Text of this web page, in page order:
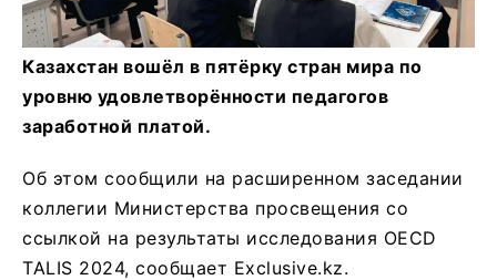
Казахстан вошёл в пятёрку стран мира по
уровню удовлетворённости педагогов
заработной платой.
Об этом сообщили на расширенном заседании
коллегии Министерства просвещения со
ссылкой на результаты исследования OECD
TALIS 2024, сообщает Exclusive.kz.